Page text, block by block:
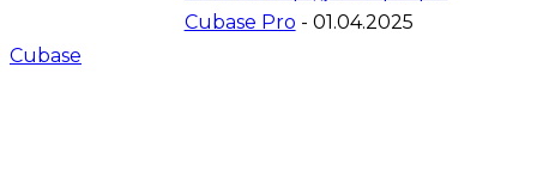
Cubase
Cubase Pro - 01.04.2025